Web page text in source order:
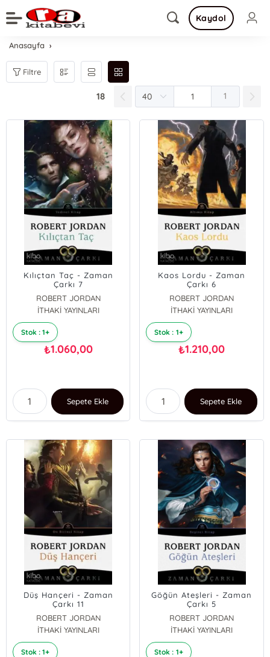
Kaydol
Anasayfa
Filtre
18 1
Kılıçtan Taç - Zaman
Çarkı 7
ROBERT JORDAN
İTHAKİ YAYINLARI
Stok : 1+
₺1.060,00
Sepete Ekle
Kaos Lordu - Zaman
Çarkı 6
ROBERT JORDAN
İTHAKİ YAYINLARI
Stok : 1+
₺1.210,00
Sepete Ekle
Düş Hançeri - Zaman
Çarkı 11
ROBERT JORDAN
İTHAKİ YAYINLARI
Stok : 1+
Göğün Ateşleri - Zaman
Çarkı 5
ROBERT JORDAN
İTHAKİ YAYINLARI
Stok : 1+